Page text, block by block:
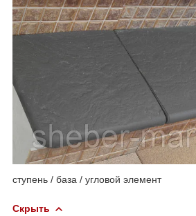
ступень / база / угловой элемент
Скрыть